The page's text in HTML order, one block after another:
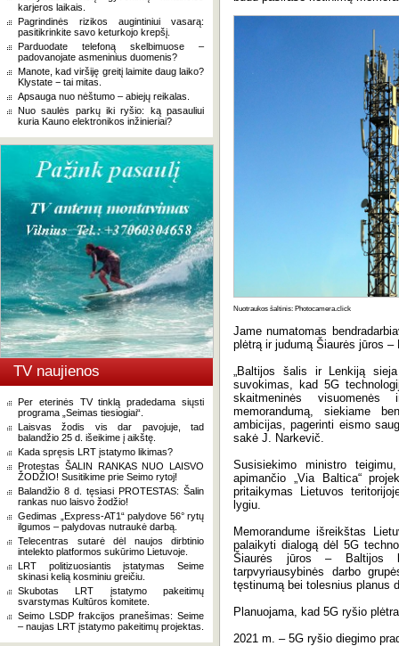
karjeros laikais.
Pagrindinės rizikos augintiniui vasarą:
pasitikrinkite savo keturkojo krepšį.
Parduodate telefoną skelbimuose –
padovanojate asmeninius duomenis?
Manote, kad viršiję greitį laimite daug laiko?
Klystate − tai mitas.
Apsauga nuo nėštumo – abiejų reikalas.
Nuo saulės parkų iki ryšio: ką pasauliui
kuria Kauno elektronikos inžinieriai?
TV naujienos
Per eterinės TV tinklą pradedama siųsti
programa „Seimas tiesiogiai“.
Laisvas žodis vis dar pavojuje, tad
balandžio 25 d. išeikime į aikštę.
Kada spręsis LRT įstatymo likimas?
Protestas ŠALIN RANKAS NUO LAISVO
ŽODŽIO! Susitikime prie Seimo rytoj!
Balandžio 8 d. tęsiasi PROTESTAS: Šalin
rankas nuo laisvo žodžio!
Gedimas „Express-AT1“ palydove 56° rytų
ilgumos – palydovas nutraukė darbą.
Telecentras sutarė dėl naujos dirbtinio
intelekto platformos sukūrimo Lietuvoje.
LRT politizuosiantis įstatymas Seime
skinasi kelią kosminiu greičiu.
Skubotas LRT įstatymo pakeitimų
svarstymas Kultūros komitete.
Seimo LSDP frakcijos pranešimas: Seime
– naujas LRT įstatymo pakeitimų projektas.
Nuotraukos šaltinis: Photocamera.click
Jame numatomas
plėtrą ir judumą Šiaurės jūros –
„Baltijos šalis ir Lenkiją
suvokimas, kad 5G
skaitmeninės
memorandumą, siekiame
ambicijas, pagerinti eismo
sakė J. Narkevič.
Susisiekimo ministro
apimančio „Via Baltica“
pritaikymas Lietuvos
lygiu.
Memorandume išreikštas
palaikyti dialogą dėl 5G
Šiaurės jūros – Baltijos
tarpvyriausybinės darbo
tęstinumą bei tolesnius planus
Planuojama, kad 5G ryšio
2021 m. – 5G ryšio diegimo